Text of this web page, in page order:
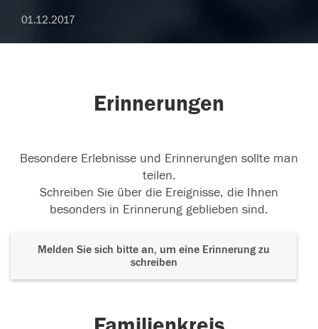
01.12.2017
Erinnerungen
Besondere Erlebnisse und Erinnerungen sollte man
teilen.
Schreiben Sie über die Ereignisse, die Ihnen
besonders in Erinnerung geblieben sind.
Melden Sie sich bitte an, um eine Erinnerung zu
schreiben